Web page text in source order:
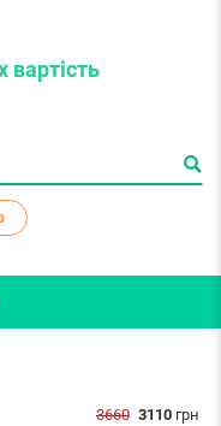
вартість
3660 3110 грн